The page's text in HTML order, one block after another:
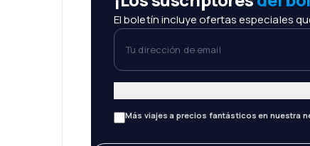
El boletín incluye ofertas especiales
Tu dirección de email
Más viajes a precios fantásticos en nuestra